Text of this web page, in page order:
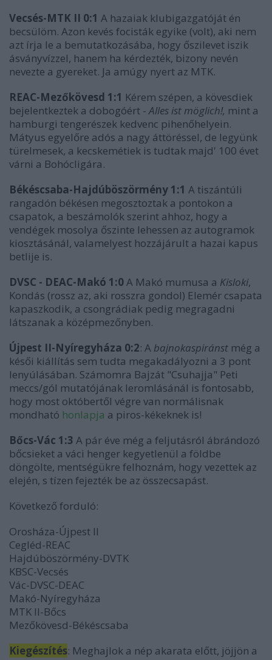
Vecsés-MTK II 0:1 A hazaiak klubigazgatóját én
becsülöm. Azon kevés focisták egyike (volt), aki nem
azt írja le a bemutatkozásába, hogy őszilevet iszik
ásványvízzel, hanem ha kérdezték, bizony nevén
nevezte a gyereket. Ja amúgy nyert az MTK.
REAC-Mezőkövesd 1:1 Kérem szépen, a kövesdiek
bejelentkeztek a dobogóért -Alles ist möglich!, mint a
hamburgi tengerészek kedvenc pihenőhelyein.
Mátyus egyelőre adós a nagy áttöréssel, de legyünk
türelmesek, a kecskemétiek is tudtak majd' 100 évet
várni a Bohócligára.
Békéscsaba-Hajdúböszörmény 1:1 A tiszántúli
rangadón békésen megosztoztak a pontokon a
csapatok, a beszámolók szerint ahhoz, hogy a
vendégek mosolya őszinte lehessen az autogramok
kiosztásánál, valamelyest hozzájárult a hazai kapus
betlije is.
DVSC - DEAC-Makó 1:0A Makó mumusa a Kisloki,
Kondás (rossz az, aki rosszra gondol) Elemér csapata
kapaszkodik, a csongrádiak pedig megragadni
látszanak a középmezőnyben.
Újpest II-Nyíregyháza 0:2: A bajnokaspiránst még a
késői kiállítás sem tudta megakadályozni a 3 pont
lenyúlásában. Számomra Bajzát "Csuhajja" Peti
meccs/gól mutatójának leromlásánál is fontosabb,
hogy most októbertől végre van normálisnak
mondható honlapja a piros-kékeknek is!
Bőcs-Vác 1:3 A pár éve még a feljutásról ábrándozó
bőcsieket a váci henger kegyetlenül a földbe
döngölte, mentségükre felhoznám, hogy vezettek az
elején, s tízen fejezték be az összecsapást.
Következő forduló:
Orosháza-Újpest II
Cegléd-REAC
Hajdúböszörmény-DVTK
KBSC-Vecsés
Vác-DVSC-DEAC
Makó-Nyíregyháza
MTK II-Bőcs
Mezőkövesd-Békéscsaba
Kiegészítés: Meghajlok a nép akarata előtt, jöjjön a